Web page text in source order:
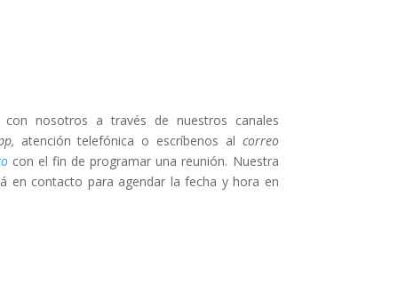
con nosotros a través de nuestros canales
atención telefónica o escríbenos al correo
con el fin de programar una reunión. Nuestra
en contacto para agendar la fecha y hora en